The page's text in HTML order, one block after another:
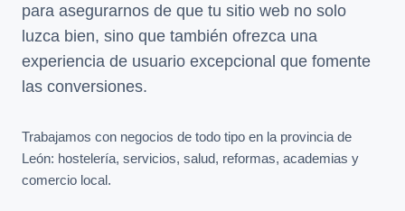
para asegurarnos de que tu sitio web no solo
luzca bien, sino que también ofrezca una
experiencia de usuario excepcional que fomente
las conversiones.
Trabajamos con negocios de todo tipo en la provincia de
León: hostelería, servicios, salud, reformas, academias y
comercio local.